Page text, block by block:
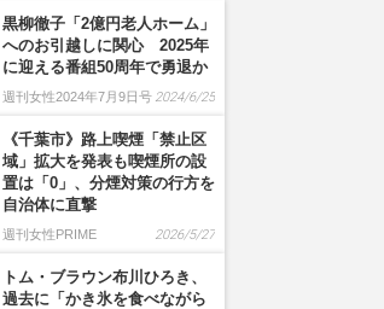
黒柳徹子「2億円老人ホーム」
へのお引越しに関心 2025年
に迎える番組50周年で勇退か
週刊女性2024年7月9日号 2024/6/25
《千葉市》路上喫煙「禁止区
域」拡大を発表も喫煙所の設
置は「0」、分煙対策の行方を
自治体に直撃
週刊女性PRIME 2026/5/27
トム・ブラウン布川ひろき、
過去に「かき氷を食べながら